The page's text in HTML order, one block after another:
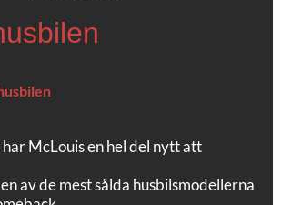
har McLouis en hel del nytt att
av de mest sålda husbilsmodellerna